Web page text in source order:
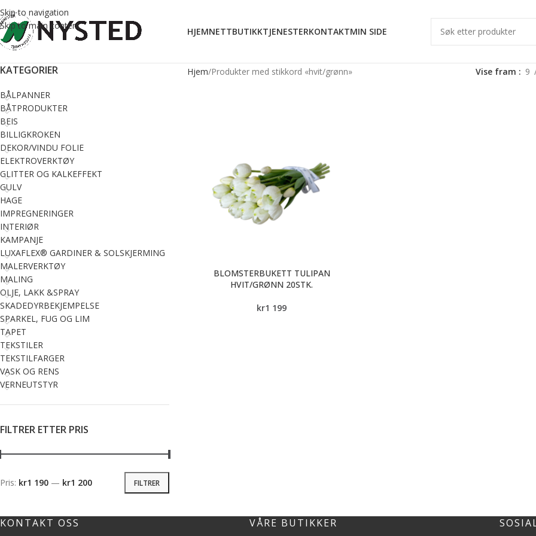
Skip to navigation
Skip to main content
HJEMNETTBUTIKKTJENESTERKONTAKTMIN SIDE
KATEGORIER
BÅLPANNER
BÅTPRODUKTER
BEIS
BILLIGKROKEN
DEKOR/VINDU FOLIE
ELEKTROVERKTØY
GLITTER OG KALKEFFEKT
GULV
HAGE
IMPREGNERINGER
INTERIØR
KAMPANJE
LUXAFLEX® GARDINER & SOLSKJERMING
MALERVERKTØY
MALING
OLJE, LAKK &SPRAY
SKADEDYRBEKJEMPELSE
SPARKEL, FUG OG LIM
TAPET
TEKSTILER
TEKSTILFARGER
VASK OG RENS
VERNEUTSTYR
FILTRER ETTER PRIS
FILTRER
Pris: kr1 190 — kr1 200
Hjem Produkter med stikkord «hvit/grønn» Vise fram 9
BLOMSTERBUKETT TULIPAN
HVIT/GRØNN 20STK.
kr1 199
KONTAKT OSS VÅRE BUTIKKER